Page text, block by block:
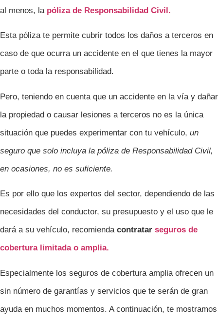
al menos, la póliza de Responsabilidad Civil.
Esta póliza te permite cubrir todos los daños a terceros en
caso de que ocurra un accidente en el que tienes la mayor
parte o toda la responsabilidad.
Pero, teniendo en cuenta que un accidente en la vía y dañar
la propiedad o causar lesiones a terceros no es la única
situación que puedes experimentar con tu vehículo, un
seguro que solo incluya la póliza de Responsabilidad Civil,
en ocasiones, no es suficiente.
Es por ello que los expertos del sector, dependiendo de las
necesidades del conductor, su presupuesto y el uso que le
dará a su vehículo, recomienda contratar seguros de
cobertura limitada o amplia.
Especialmente los seguros de cobertura amplia ofrecen un
sin número de garantías y servicios que te serán de gran
ayuda en muchos momentos. A continuación, te mostramos